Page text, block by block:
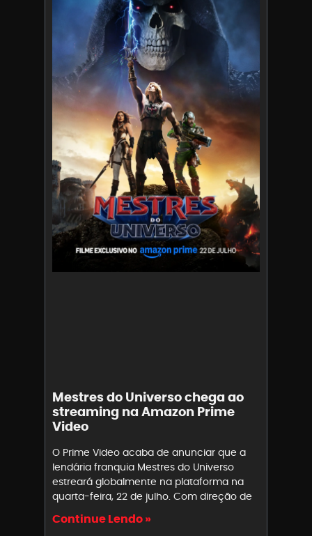
Mestres do Universo chega ao
streaming na Amazon Prime
Video
O Prime Video acaba de anunciar que a
lendária franquia Mestres do Universo
estreará globalmente na plataforma na
quarta-feira, 22 de julho. Com direção de
Continue Lendo »